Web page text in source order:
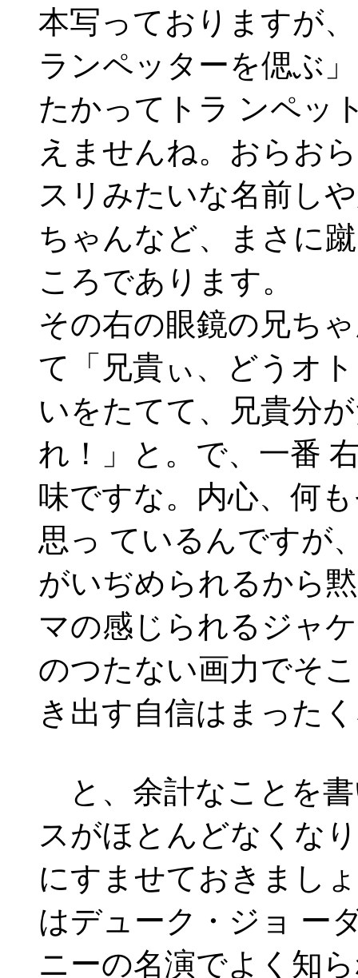
本写っておりますが
ランペッターを偲ぶ
たかってトラ ンペッ
えませんね。おらお
スリみたいな名前し
ちゃんなど、まさに
ころであります。
その右の眼鏡の兄ち
て「兄貴ぃ、どうオ
いをたてて、兄貴分
れ！」と。で、一番
味ですな。内心、何
思っ ているんですが
がいぢめられるから
マの感じられるジャ
のつたない画力でそ
き出す自信はまった
と、余計なことを
スがほとんどなくな
にすませておきまし
はデューク・ジョ ー
ニーの名演でよく知